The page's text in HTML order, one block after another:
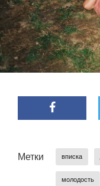
Метки вписка
молодость